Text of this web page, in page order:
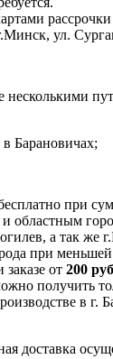
ул.
несколькими
Барановичах;
при
областным
а так же
при меньшей
заказе от 200 руб
получить
в г.
доставка